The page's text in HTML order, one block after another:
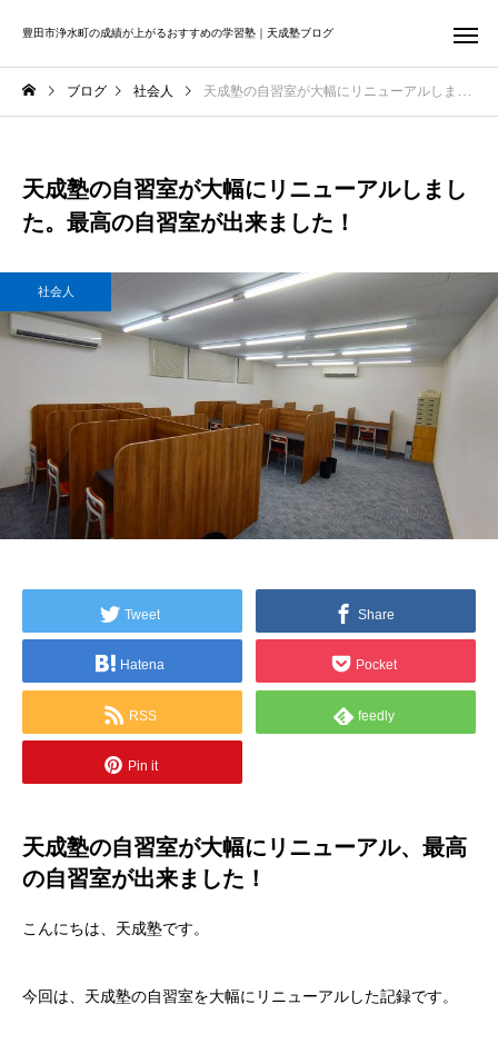
豊田市浄水町の成績が上がるおすすめの学習塾｜天成塾ブログ
ブログ 社会人 天成塾の自習室が大幅にリニューアルしました。最高の自習室が出来ました！
天成塾の自習室が大幅にリニューアルしまし
た。最高の自習室が出来ました！
社会人
Tweet Share
Hatena Pocket
RSS feedly
Pin it
天成塾の自習室が大幅にリニューアル、最高
の自習室が出来ました！
こんにちは、天成塾です。
今回は、天成塾の自習室を大幅にリニューアルした記録です。